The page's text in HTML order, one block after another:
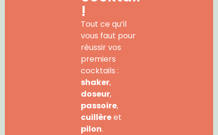
!
Tout ce qu’il
vous faut pour
réussir vos
premiers
cocktails :
shaker,
doseur,
passoire,
cuillèreet
pilon.